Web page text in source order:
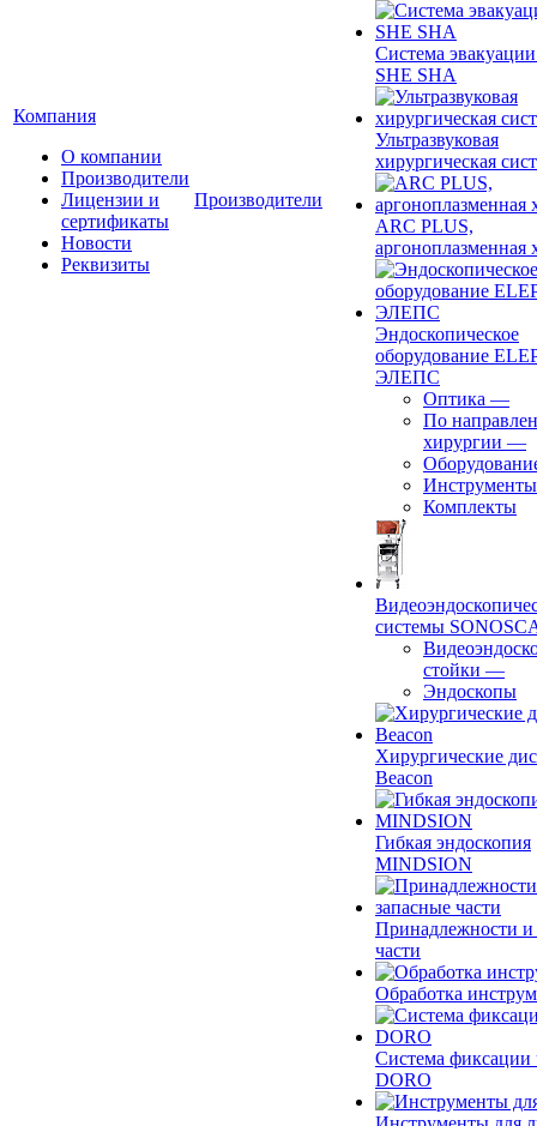
Компания
О компании
Производители
Лицензии и
сертификаты
Новости
Реквизиты
Производители
Система
SHE SHA
Ультразвуковая
хирургическая
ARC PLUS,
аргоноплазменная
Эндоскопическое
оборудование
ЭЛЕПС
Оптика —
По
хирургии —
Инструменты
Комплекты
системы
стойки —
Эндоскопы
Хирургические
Beacon
Гибкая эндоскопия
MINDSION
Принадлежности и
части
Обработка
Система фиксации
DORO